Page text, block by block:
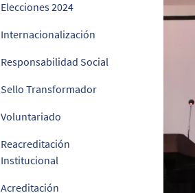
Elecciones 2024
Internacionalización
Responsabilidad Social
Sello Transformador
Voluntariado
Reacreditación
Institucional
Acreditación